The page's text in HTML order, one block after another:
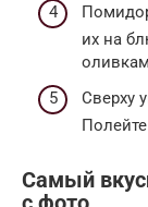
их на
Сверху
Самый